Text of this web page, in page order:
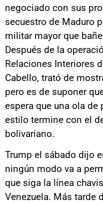
negociado con sus
secuestro de Maduro
militar mayor que
Después de la
Relaciones Interiores
Cabello, trató de
pero es de suponer
espera que una ola
estilo termine con el
bolivariano.
Trump el sábado dijo
ningún modo va a
que siga la línea
Venezuela. Más tarde